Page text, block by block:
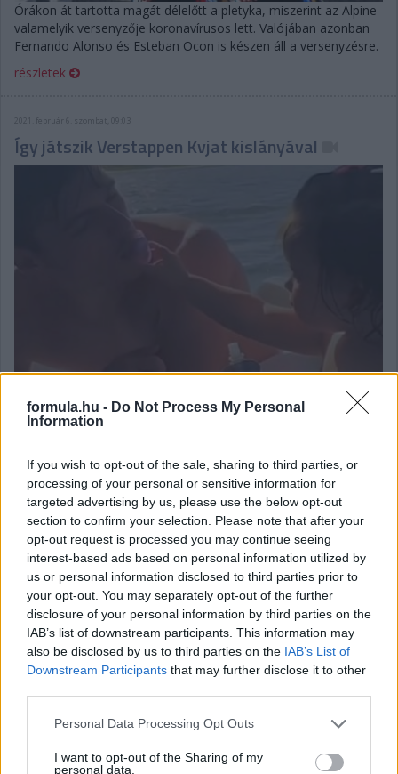
formula.hu - Do Not Process My Personal
Information
If you wish to opt-out of the sale, sharing to third parties, or
processing of your personal or sensitive information for
targeted advertising by us, please use the below opt-out
section to confirm your selection. Please note that after your
opt-out request is processed you may continue seeing
interest-based ads based on personal information utilized by
us or personal information disclosed to third parties prior to
your opt-out. You may separately opt-out of the further
disclosure of your personal information by third parties on the
IAB’s list of downstream participants. This information may
also be disclosed by us to third parties on the IAB’s List of
Downstream Participants that may further disclose it to other
Please note that this website/app uses one or more Google
not limited to your visit or usage behaviour. You may click to
Personal Data Processing Opt Outs
I want to opt-out of the Sharing of my
personal data.
Órákon át tartotta magát délelőtt a pletyka, miszerint az Alpine
valamelyik versenyzője koronavírusos lett. Valójában azonban
Fernando Alonso és Esteban Ocon is készen áll a versenyzésre.
részletek
2021. február 6. szombat, 09:03
Így játszik Verstappen Kvjat kislányával
Kelly Piquet, a háromszoros világbajnok Nelson Piquet lánya
részletek
Verstappen lecsapott Kvjat exére